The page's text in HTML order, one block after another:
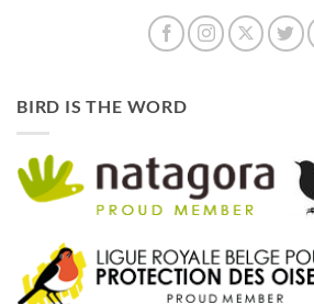
BIRD IS THE WORD